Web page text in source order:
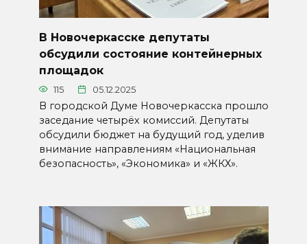
В Новочеркасске депутаты
обсудили состояние контейнерных
площадок
115 05.12.2025
В городской Думе Новочеркасска прошло
заседание четырёх комиссий. Депутаты
обсудили бюджет на будущий год, уделив
внимание направлениям «Национальная
безопасность», «Экономика» и «ЖКХ».